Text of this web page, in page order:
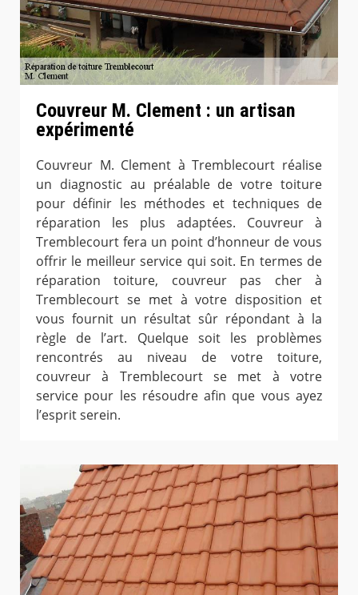
Couvreur M. Clement : un artisan
expérimenté
Couvreur M. Clement à Tremblecourt réalise
un diagnostic au préalable de votre toiture
pour définir les méthodes et techniques de
réparation les plus adaptées. Couvreur à
Tremblecourt fera un point d’honneur de vous
offrir le meilleur service qui soit. En termes de
réparation toiture, couvreur pas cher à
Tremblecourt se met à votre disposition et
vous fournit un résultat sûr répondant à la
règle de l’art. Quelque soit les problèmes
rencontrés au niveau de votre toiture,
couvreur à Tremblecourt se met à votre
service pour les résoudre afin que vous ayez
l’esprit serein.